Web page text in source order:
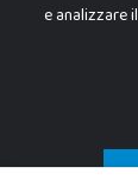
Dadi e
I prezzi e le
P.IVA
e analizzare